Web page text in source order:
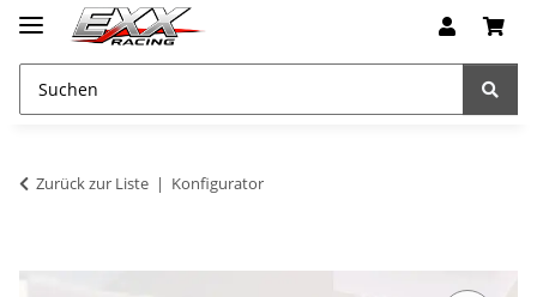
Zurück zur Liste Konfigurator